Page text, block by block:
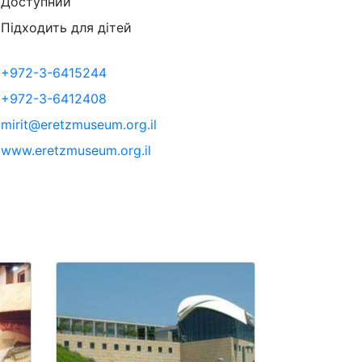
для дітей
+972-3-6415244
+972-3-6412408
mirit@eretzmuseum.org.il
www.eretzmuseum.org.il